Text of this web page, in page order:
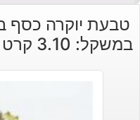
המקורי
היה:
₪110.
הנוכחי
הוא:
₪90.